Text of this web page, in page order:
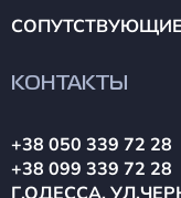
КОНТАКТЫ
+38 050 339 72 28
+38 099 339 72 28
Г.ОДЕССА,